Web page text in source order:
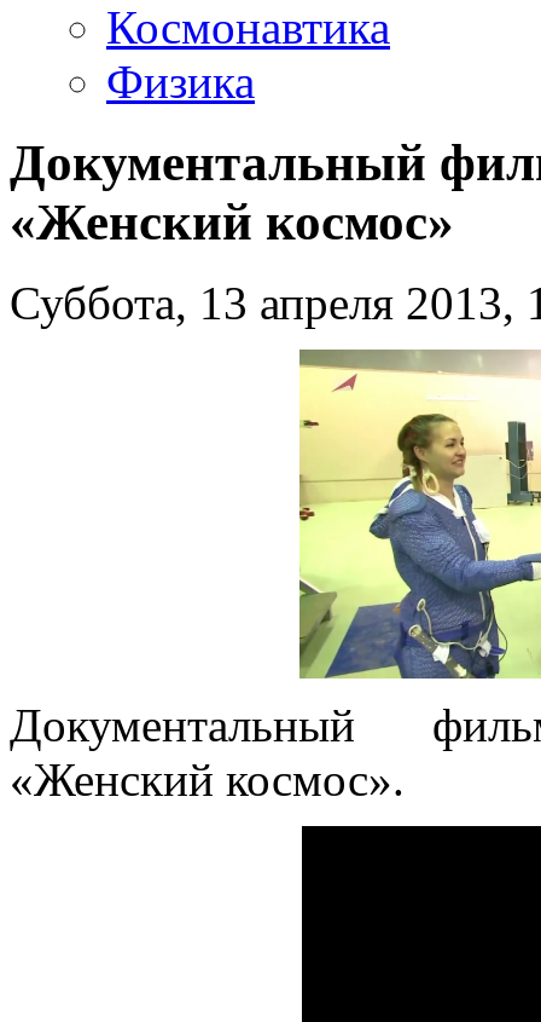
Космонавтика
Физика
Документальный
«Женский космос»
Суббота, 13 апреля 2013,
Документальный
«Женский космос».